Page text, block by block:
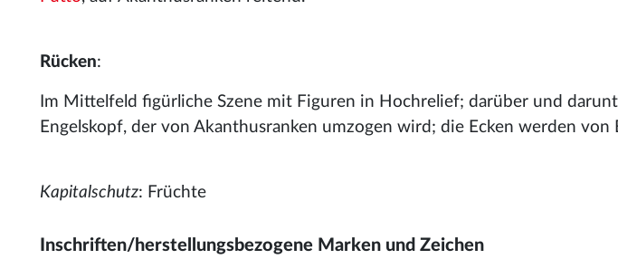
Rücken:
Im Mittelfeld figürliche Szene mit Figuren in Hochrelief; darüber und
Engelskopf, der von Akanthusranken umzogen wird; die Ecken werden von
Kapitalschutz: Früchte
Inschriften/herstellungsbezogene Marken und Zeichen